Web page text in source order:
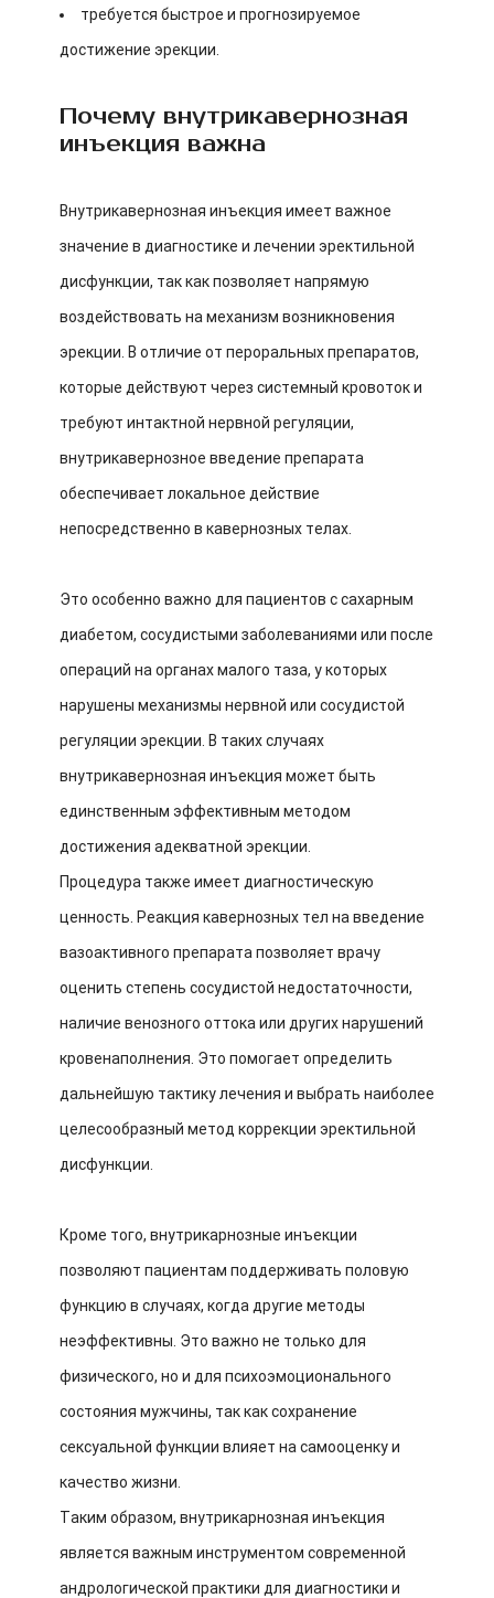
требуется быстрое и прогнозируемое
достижение эрекции.
Почему внутрикавернозная
инъекция важна
Внутрикавернозная инъекция имеет важное
значение в диагностике и лечении эректильной
дисфункции, так как позволяет напрямую
воздействовать на механизм возникновения
эрекции. В отличие от пероральных препаратов,
которые действуют через системный кровоток и
требуют интактной нервной регуляции,
внутрикавернозное введение препарата
обеспечивает локальное действие
непосредственно в кавернозных телах.
Это особенно важно для пациентов с сахарным
диабетом, сосудистыми заболеваниями или после
операций на органах малого таза, у которых
нарушены механизмы нервной или сосудистой
регуляции эрекции. В таких случаях
внутрикавернозная инъекция может быть
единственным эффективным методом
достижения адекватной эрекции.
Процедура также имеет диагностическую
ценность. Реакция кавернозных тел на введение
вазоактивного препарата позволяет врачу
оценить степень сосудистой недостаточности,
наличие венозного оттока или других нарушений
кровенаполнения. Это помогает определить
дальнейшую тактику лечения и выбрать наиболее
целесообразный метод коррекции эректильной
дисфункции.
Кроме того, внутрикарнозные инъекции
позволяют пациентам поддерживать половую
функцию в случаях, когда другие методы
неэффективны. Это важно не только для
физического, но и для психоэмоционального
состояния мужчины, так как сохранение
сексуальной функции влияет на самооценку и
качество жизни.
Таким образом, внутрикарнозная инъекция
является важным инструментом современной
андрологической практики для диагностики и